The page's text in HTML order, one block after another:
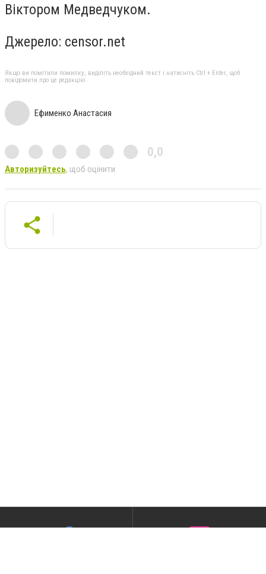
Віктором Медведчуком.
Джерело: censor.net
Якщо ви помітили помилку, виділіть необхідний текст і натисніть Ctrl + Enter, щоб
повідомити про це редакцію
Ефименко Анастасия
0,0
Авторизуйтесь, щоб оцінити